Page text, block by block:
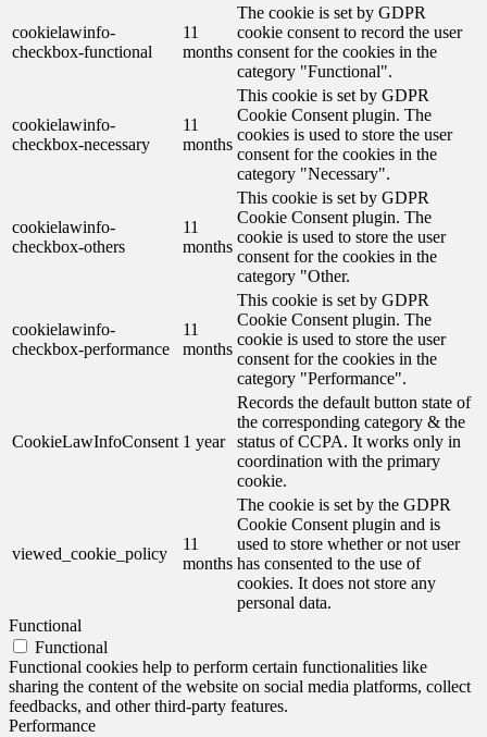
cookielawinfo-
checkbox-functional
11
months
The cookie is set by GDPR
cookie consent to record the user
consent for the cookies in the
category "Functional".
cookielawinfo-
checkbox-necessary
11
months
This cookie is set by GDPR
Cookie Consent plugin. The
cookies is used to store the user
consent for the cookies in the
category "Necessary".
cookielawinfo-
checkbox-others
11
months
This cookie is set by GDPR
Cookie Consent plugin. The
cookie is used to store the user
consent for the cookies in the
category "Other.
cookielawinfo-
checkbox-performance
11
months
This cookie is set by GDPR
Cookie Consent plugin. The
cookie is used to store the user
consent for the cookies in the
category "Performance".
CookieLawInfoConsent 1 year
Records the default button state of
the corresponding category & the
status of CCPA. It works only in
coordination with the primary
cookie.
viewed_cookie_policy
11
months
The cookie is set by the GDPR
Cookie Consent plugin and is
used to store whether or not user
has consented to the use of
cookies. It does not store any
personal data.
Functional
Functional
Functional cookies help to perform certain functionalities like
sharing the content of the website on social media platforms, collect
feedbacks, and other third-party features.
Performance